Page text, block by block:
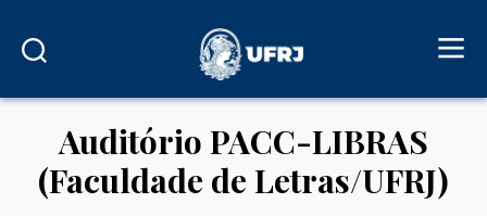
Auditório PACC-LIBRAS
(Faculdade de Letras/UFRJ)